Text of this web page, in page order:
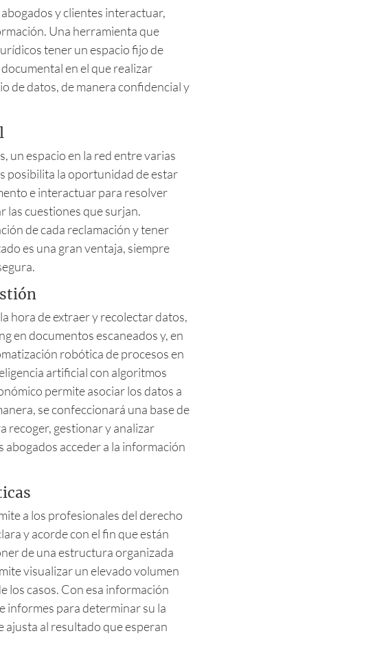
y clientes interactuar,
Una herramienta que
tener un espacio fijo de
en el que realizar
de datos, de manera confidencial y
un espacio en la red entre varias
posibilita la oportunidad de estar
e interactuar para resolver
las cuestiones que surjan.
de cada reclamación y tener
es una gran ventaja, siempre
hora de extraer y recolectar datos,
en documentos escaneados y, en
robótica de procesos en
artificial con algoritmos
permite asociar los datos a
se confeccionará una base de
recoger, gestionar y analizar
acceder a la información
a los profesionales del derecho
y acorde con el fin que están
de una estructura organizada
visualizar un elevado volumen
los casos. Con esa información
informes para determinar su la
ajusta al resultado que esperan